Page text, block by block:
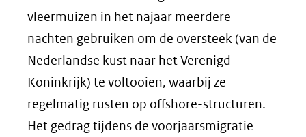
vleermuizen in het najaar meerdere
nachten gebruiken om de oversteek (van de
Nederlandse kust naar het Verenigd
Koninkrijk) te voltooien, waarbij ze
regelmatig rusten op offshore-structuren.
Het gedrag tijdens de voorjaarsmigratie